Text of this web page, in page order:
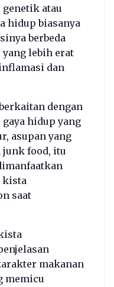
atau
hidup biasanya
berbeda
lebih erat
dan
dengan
hidup yang
asupan yang
food, itu
kista
saat
makanan
memicu